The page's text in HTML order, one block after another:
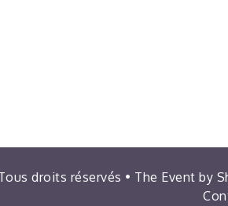
droits réservés • The Event by